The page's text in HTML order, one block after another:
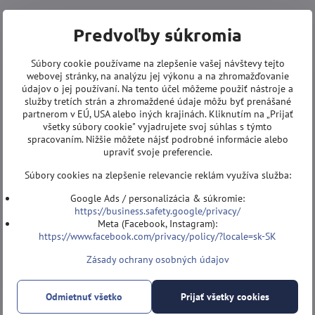
Predvoľby súkromia
Súbory cookie používame na zlepšenie vašej návštevy tejto
webovej stránky, na analýzu jej výkonu a na zhromažďovanie
údajov o jej používaní. Na tento účel môžeme použiť nástroje a
služby tretích strán a zhromaždené údaje môžu byť prenášané
partnerom v EÚ, USA alebo iných krajinách. Kliknutím na „Prijať
všetky súbory cookie" vyjadrujete svoj súhlas s týmto
spracovaním. Nižšie môžete nájsť podrobné informácie alebo
upraviť svoje preferencie.
Súbory cookies na zlepšenie relevancie reklám využíva služba:
Google Ads / personalizácia & súkromie:
https://business.safety.google/privacy/
Meta (Facebook, Instagram):
https://www.facebook.com/privacy/policy/?locale=sk-SK
Zásady ochrany osobných údajov
Prijať všetky cookies
Odmietnuť všetko